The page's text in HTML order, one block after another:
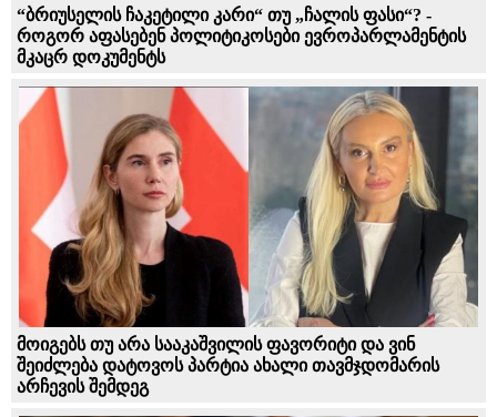
“ბრიუსელის ჩაკეტილი კარი“ თუ „ჩალის ფასი“? -
როგორ აფასებენ პოლიტიკოსები ევროპარლამენტის
მკაცრ დოკუმენტს
მოიგებს თუ არა სააკაშვილის ფავორიტი და ვინ
შეიძლება დატოვოს პარტია ახალი თავმჯდომარის
არჩევის შემდეგ